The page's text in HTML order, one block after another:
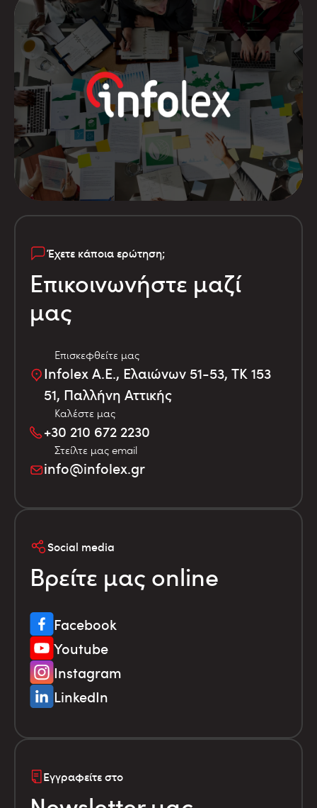
Έχετε κάποια ερώτηση;
Επικοινωνήστε μαζί
μας
Επισκεφθείτε μας
Infolex Α.Ε., Ελαιώνων 51-53, TK 153
51, Παλλήνη Αττικής
Καλέστε μας
+30 210 672 2230
Στείλτε μας email
info@infolex.gr
Social media
Βρείτε μας online
Facebook
Youtube
Instagram
LinkedIn
Εγγραφείτε στο